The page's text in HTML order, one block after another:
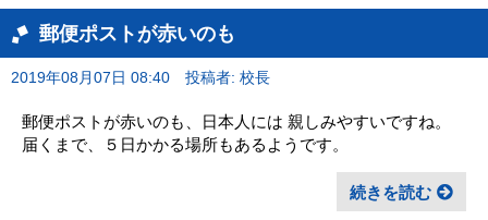
郵便ポストが赤いのも
2019年08月07日 08:40 投稿者: 校長
郵便ポストが赤いのも、日本人には 親しみやすいですね。
届くまで、５日かかる場所もあるようです。
続きを読む